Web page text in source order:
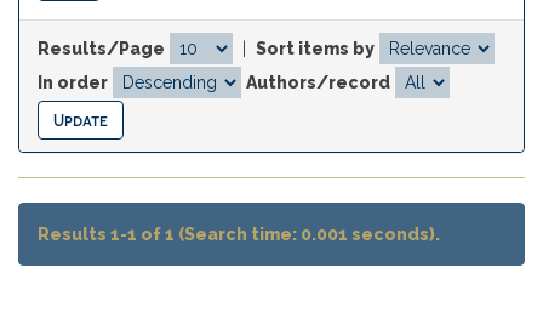
Results/Page
Sort items by
In order
Authors/record
Results 1-1 of 1 (Search time: 0.001 seconds).